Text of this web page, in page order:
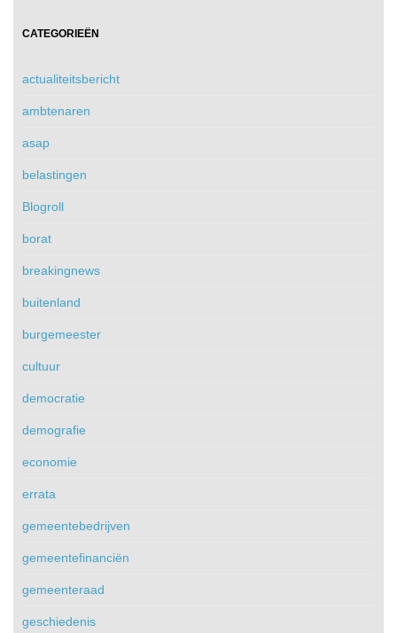
CATEGORIEËN
actualiteitsbericht
ambtenaren
asap
belastingen
Blogroll
borat
breakingnews
buitenland
burgemeester
cultuur
democratie
demografie
economie
errata
gemeentebedrijven
gemeentefinanciën
gemeenteraad
geschiedenis